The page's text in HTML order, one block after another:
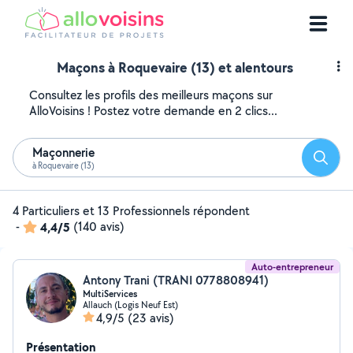
Maçons à Roquevaire (13) et alentours
Consultez les profils des meilleurs maçons sur
AlloVoisins ! Postez votre demande en 2 clics...
Maçonnerie
à Roquevaire (13)
4 Particuliers et 13 Professionnels répondent
-
4,4/5 (140 avis)
Auto-entrepreneur
Antony Trani (TRANI 0778808941)
MultiServices
Allauch (Logis Neuf Est)
4,9/5 (23 avis)
Présentation